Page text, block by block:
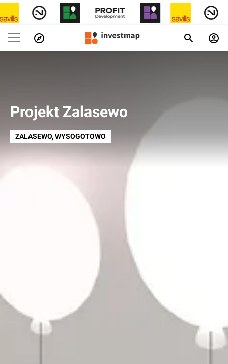
Projekt Zalasewo
ZALASEWO, WYSOGOTOWO